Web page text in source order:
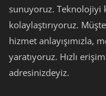
sunuyoruz. Teknolojiyi
kolaylaştırıyoruz.
hizmet anlayışımızla,
yaratıyoruz. Hızlı
adresinizdeyiz.